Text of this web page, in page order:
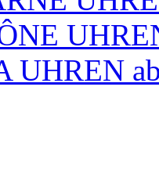
UHREN